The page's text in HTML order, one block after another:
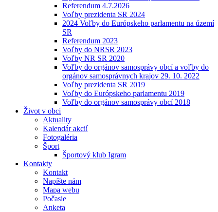
Referendum 4.7.2026
Voľby prezidenta SR 2024
2024 Voľby do Európskeho parlamentu na území
SR
Referendum 2023
Voľby do NRSR 2023
Voľby NR SR 2020
Voľby do orgánov samosprávy obcí a voľby do
orgánov samosprávnych krajov 29. 10. 2022
Voľby prezidenta SR 2019
Voľby do Európskeho parlamentu 2019
Voľby do orgánov samosprávy obcí 2018
Život v obci
Aktuality
Kalendár akcií
Fotogaléria
Šport
Športový klub Igram
Kontakty
Kontakt
Napíšte nám
Mapa webu
Počasie
Anketa